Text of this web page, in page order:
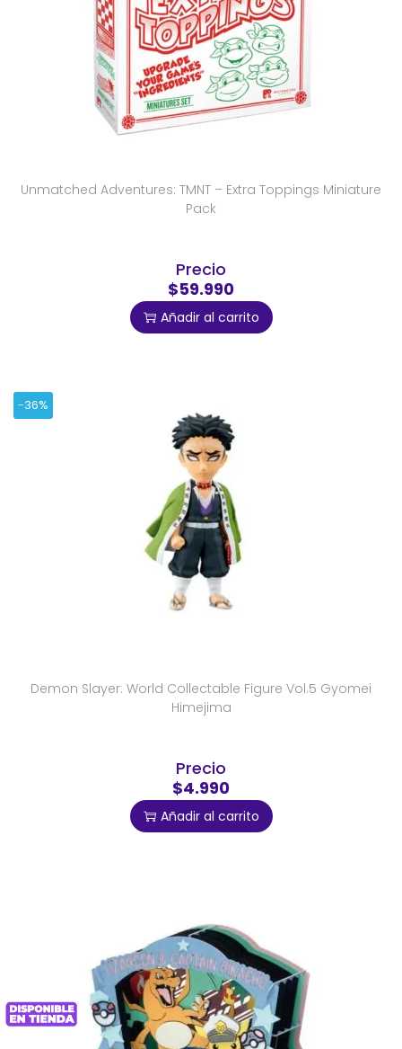
Unmatched Adventures: TMNT – Extra Toppings Miniature
Pack
Precio
$59.990
Añadir al carrito
-36%
Demon Slayer: World Collectable Figure Vol.5 Gyomei
Himejima
Precio
$4.990
Añadir al carrito